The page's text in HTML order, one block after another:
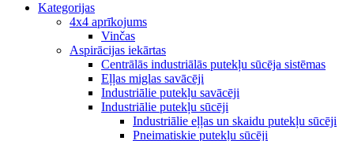
Kategorijas
4x4 aprīkojums
Vinčas
Aspirācijas iekārtas
Centrālās industriālās putekļu sūcēja sistēmas
Eļļas miglas savācēji
Industriālie putekļu savācēji
Industriālie putekļu sūcēji
Industriālie eļļas un skaidu putekļu sūcēji
Pneimatiskie putekļu sūcēji